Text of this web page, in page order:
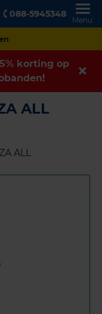
088-5945348
Menu
korting op
ALL